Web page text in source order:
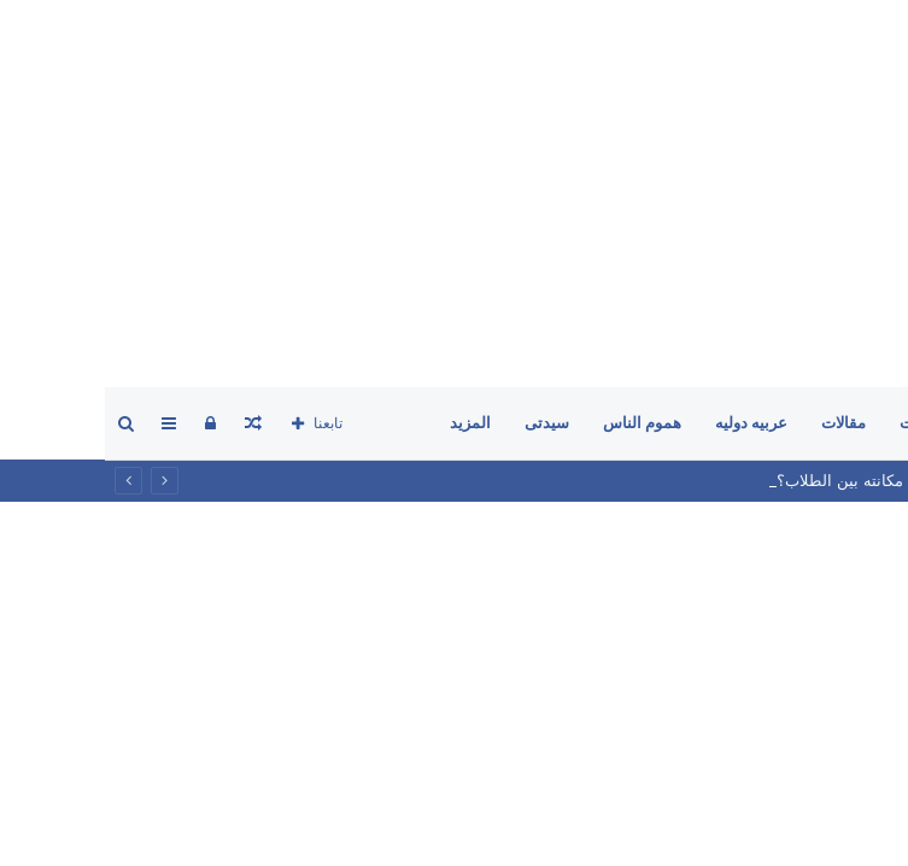
مقالات عربيه دوليه هموم الناس سيدتى المزيد بحثإضافةتسجيل مقال تابعنا